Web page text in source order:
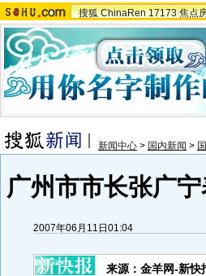
搜狐 ChinaRen 17173 焦点
新闻中心 > 国内新闻 >
广州市市长张广
2007年06月11日01:04
来源：金羊网-新快